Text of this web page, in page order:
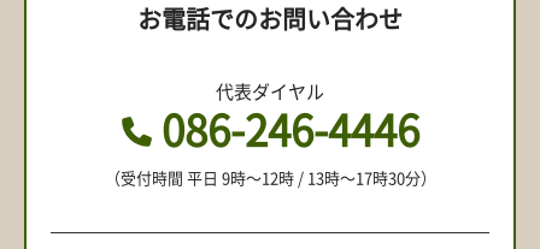
お電話でのお問い合わせ
代表ダイヤル
086-246-4446
（受付時間 平日 9時〜12時 / 13時〜17時30分）